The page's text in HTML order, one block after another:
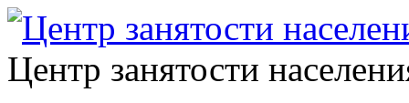
Центр занятости